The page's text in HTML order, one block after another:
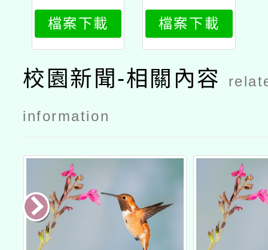
818_attach
3
檔案下載
818_attach
2
檔案下載
校園新聞-相關內容
information